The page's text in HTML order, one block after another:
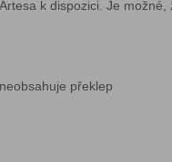
k dispozici. Je
překlep